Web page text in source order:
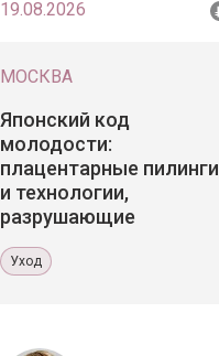
19.08.2026
МОСКВА
Японский код
молодости:
плацентарные пилинги
и технологии,
разрушающие
Уход